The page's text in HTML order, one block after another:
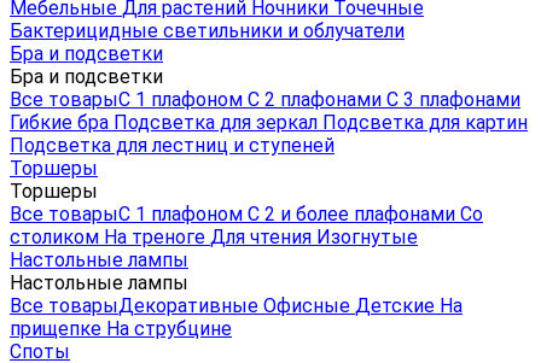
Мебельные Для растений Ночники Точечные
Бактерицидные светильники и облучатели
Бра и подсветки
Бра и подсветки
Все товарыС 1 плафоном С 2 плафонами С 3 плафонами
Гибкие бра Подсветка для зеркал Подсветка для картин
Подсветка для лестниц и ступеней
Торшеры
Торшеры
Все товарыС 1 плафоном С 2 и более плафонами Со
столиком На треноге Для чтения Изогнутые
Настольные лампы
Настольные лампы
Все товарыДекоративные Офисные Детские На
прищепке На струбцине
Споты